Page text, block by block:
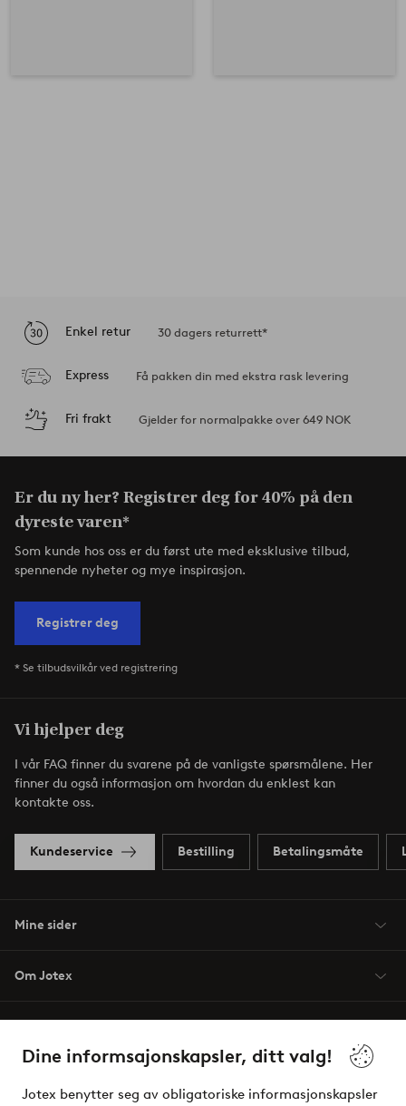
Dine informsajonskapsler, ditt valg!
Jotex benytter seg av obligatoriske informasjonskapsler
Enkel retur 30 dagers returrett*
Express Få pakken din med ekstra rask levering
Fri frakt Gjelder for normalpakke over 649 NOK
Er du ny her? Registrer deg for 40% på den
dyreste varen*
Som kunde hos oss er du først ute med eksklusive tilbud,
spennende nyheter og mye inspirasjon.
Registrer deg
* Se tilbudsvilkår ved registrering
Vi hjelper deg
I vår FAQ finner du svarene på de vanligste spørsmålene. Her
finner du også informasjon om hvordan du enklest kan
kontakte oss.
Kundeservice Bestilling Betalingsmåte
Mine sider
Om Jotex